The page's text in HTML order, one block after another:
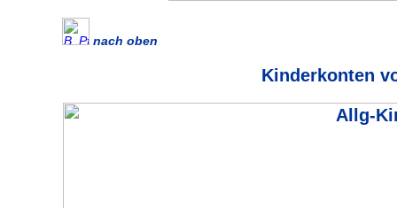
nach oben
Kinderkonten